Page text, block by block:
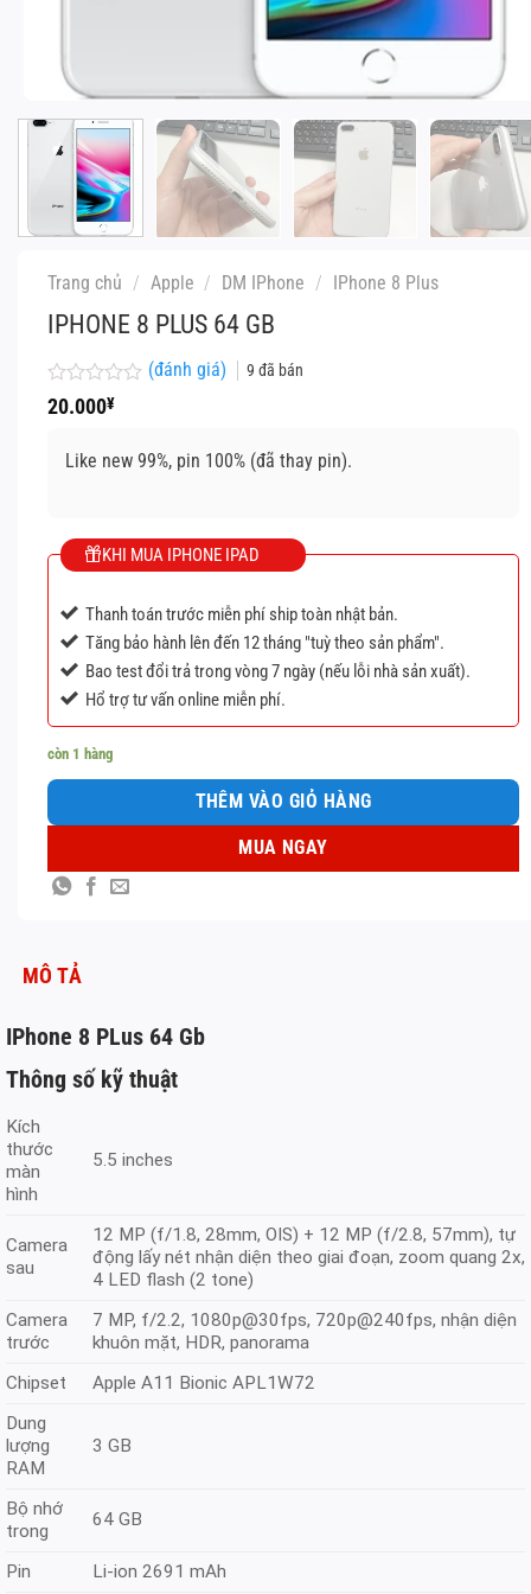
Trang chủ / Apple / DM IPhone / IPhone 8 Plus
IPHONE 8 PLUS 64 GB
Được
xếp
(đánh giá) 9 đã bán
20.000¥
Like new 99%, pin 100% (đã thay pin).
KHI MUA IPHONE IPAD
Thanh toán trước miễn phí ship toàn nhật bản.
Tăng bảo hành lên đến 12 tháng "tuỳ theo sản phẩm".
Bao test đổi trả trong vòng 7 ngày (nếu lỗi nhà sản xuất).
Hổ trợ tư vấn online miễn phí.
còn 1 hàng
THÊM VÀO GIỎ HÀNG
MUA NGAY
MÔ TẢ
IPhone 8 PLus 64 Gb
Thông số kỹ thuật
Kích
thước
màn
hình
5.5 inches
Camera
sau
12 MP (f/1.8, 28mm, OIS) + 12 MP (f/2.8, 57mm), tự
động lấy nét nhận diện theo giai đoạn, zoom quang 2x,
4 LED flash (2 tone)
Camera
trước
7 MP, f/2.2, 1080p@30fps, 720p@240fps, nhận diện
khuôn mặt, HDR, panorama
Chipset
Apple A11 Bionic APL1W72
Dung
lượng
RAM
3 GB
Bộ nhớ
trong
64 GB
Pin Li-ion 2691 mAh